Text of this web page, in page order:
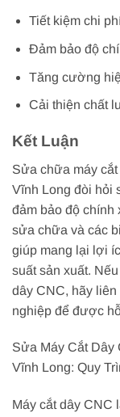
Tiết kiệm chi
Đảm bảo độ
Tăng cường
Cải thiện chất
Kết Luận
Sửa chữa máy
Vĩnh Long đòi hỏi
đảm bảo độ chính
sửa chữa và các
giúp mang lại lợi
suất sản xuất.
dây CNC, hãy
nghiệp để được
Sửa Máy Cắt Dây
Vĩnh Long: Quy
Máy cắt dây CNC